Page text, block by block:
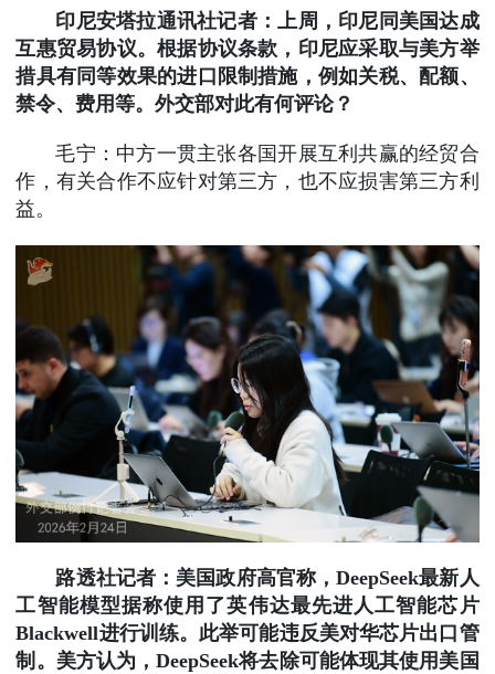
印尼安塔拉通讯社记者：上周，印尼同美国达成
互惠贸易协议。根据协议条款，印尼应采取与美方举
措具有同等效果的进口限制措施，例如关税、配额、
禁令、费用等。外交部对此有何评论？
毛宁：中方一贯主张各国开展互利共赢的经贸合
作，有关合作不应针对第三方，也不应损害第三方利
益。
路透社记者：美国政府高官称，DeepSeek最新人
工智能模型据称使用了英伟达最先进人工智能芯片
Blackwell进行训练。此举可能违反美对华芯片出口管
制。美方认为，DeepSeek将去除可能体现其使用美国